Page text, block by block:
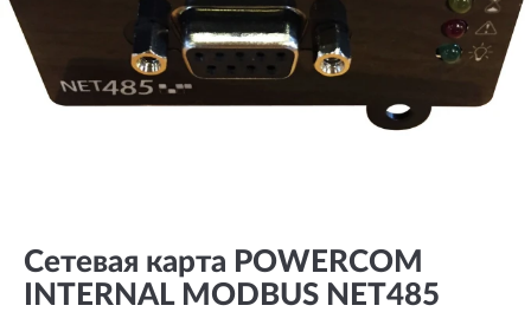
Сетевая карта POWERCOM
INTERNAL MODBUS NET485